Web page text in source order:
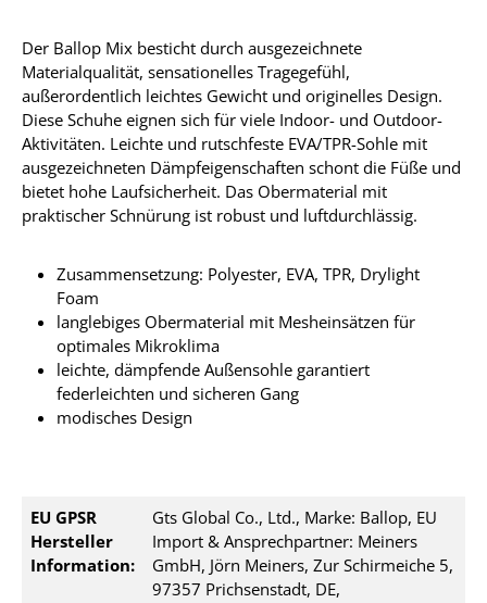
Der Ballop Mix besticht durch ausgezeichnete
Materialqualität, sensationelles Tragegefühl,
außerordentlich leichtes Gewicht und originelles Design.
Diese Schuhe eignen sich für viele Indoor- und Outdoor-
Aktivitäten. Leichte und rutschfeste EVA/TPR-Sohle mit
ausgezeichneten Dämpfeigenschaften schont die Füße und
bietet hohe Laufsicherheit. Das Obermaterial mit
praktischer Schnürung ist robust und luftdurchlässig.
Zusammensetzung: Polyester, EVA, TPR, Drylight
Foam
langlebiges Obermaterial mit Mesheinsätzen für
optimales Mikroklima
leichte, dämpfende Außensohle garantiert
federleichten und sicheren Gang
modisches Design
EU GPSR
Hersteller
Information:
Gts Global Co., Ltd., Marke: Ballop, EU
Import & Ansprechpartner: Meiners
GmbH, Jörn Meiners, Zur Schirmeiche 5,
97357 Prichsenstadt, DE,